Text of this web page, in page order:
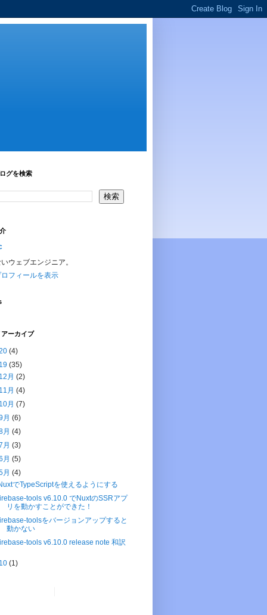
グを検索
ウェブエンジニア。
フィールを表示
アーカイブ
(4)
(35)
12月(2)
11月(4)
10月(7)
月(6)
月(4)
月(3)
月(5)
月(4)
でTypeScriptを使えるようにする
tools v6.10.0 でNuxtのSSRアプ
リを動かすことができた！
toolsをバージョンアップすると
動かない
tools v6.10.0 release note 和訳
(1)